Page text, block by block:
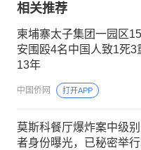
相关推荐
柬埔寨太子集团一园区
安围殴4名中国人致1死3
13年
中国侨网 打开APP
莫斯科餐厅爆炸案中级
者身份曝光，已秘密举